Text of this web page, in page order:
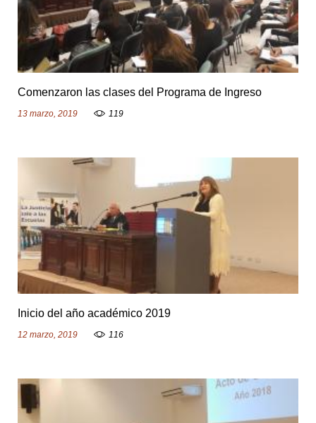
Comenzaron las clases del Programa de Ingreso
13 marzo, 2019 119
Inicio del año académico 2019
12 marzo, 2019 116